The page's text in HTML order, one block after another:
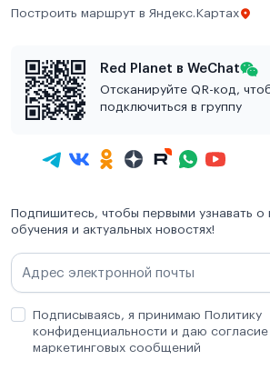
Построить маршрут в Яндекс.Картах
Red Planet в WeChat
Отсканируйте QR-код,
подключиться в группу
Подпишитесь, чтобы первыми узнавать о
обучения и актуальных новостях!
Подписываясь, я принимаю Политику
конфиденциальности и даю согласие
маркетинговых сообщений